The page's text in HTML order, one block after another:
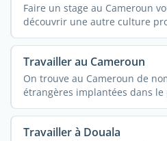
Faire un stage au Cameroun
découvrir une autre culture
tout le ...
Travailler au Cameroun
On trouve au Cameroun de
étrangères implantées dans le
Travailler à Douala